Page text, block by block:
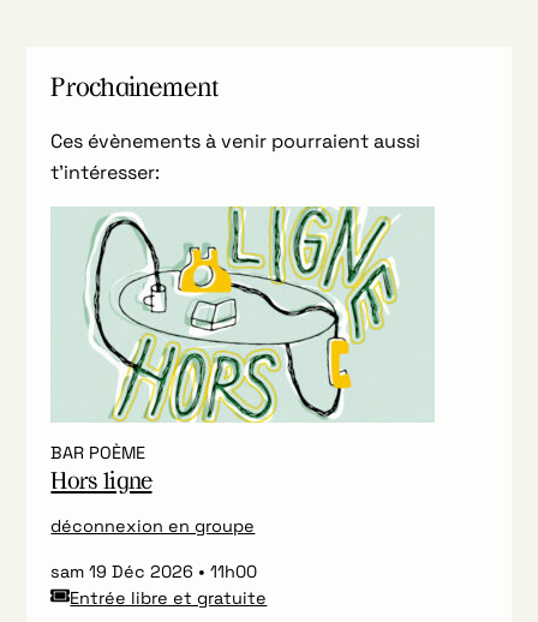
Prochainement
Ces évènements à venir pourraient aussi
t’intéresser:
BAR POÈME
Hors ligne
déconnexion en groupe
sam 19 Déc 2026
11h00
Entrée libre et gratuite